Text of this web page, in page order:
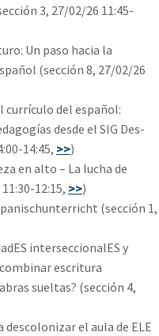
3, 27/02/26 11:45-
Un paso hacia la
(sección 8, 27/02/26
currículo del español:
desde el SIG Des-
14:45, >>)
en alto – La lucha de
12:15, >>)
(sección 1,
interseccionalES y
escritura
sueltas? (sección 4,
el aula de ELE